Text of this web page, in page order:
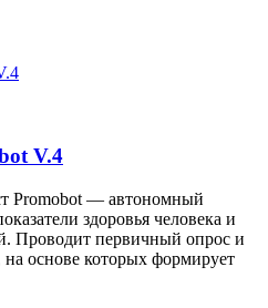
V.4
Promobot — автономный
здоровья человека и
Проводит первичный опрос и
основе которых формирует